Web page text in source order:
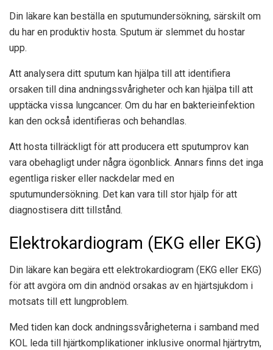
Din läkare kan beställa en sputumundersökning, särskilt om
du har en produktiv hosta. Sputum är slemmet du hostar
upp.
Att analysera ditt sputum kan hjälpa till att identifiera
orsaken till dina andningssvårigheter och kan hjälpa till att
upptäcka vissa lungcancer. Om du har en bakterieinfektion
kan den också identifieras och behandlas.
Att hosta tillräckligt för att producera ett sputumprov kan
vara obehagligt under några ögonblick. Annars finns det inga
egentliga risker eller nackdelar med en
sputumundersökning. Det kan vara till stor hjälp för att
diagnostisera ditt tillstånd.
Elektrokardiogram (EKG eller EKG)
Din läkare kan begära ett elektrokardiogram (EKG eller EKG)
för att avgöra om din andnöd orsakas av en hjärtsjukdom i
motsats till ett lungproblem.
Med tiden kan dock andningssvårigheterna i samband med
KOL leda till hjärtkomplikationer inklusive onormal hjärtrytm,